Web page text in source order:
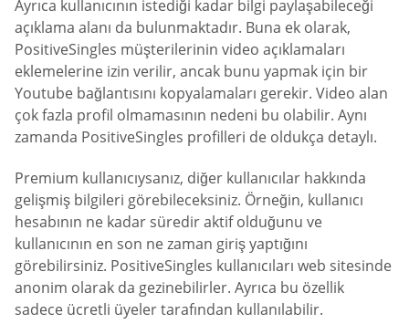
Ayrıca kullanıcının istediği kadar bilgi paylaşabileceği
açıklama alanı da bulunmaktadır. Buna ek olarak,
PositiveSingles müşterilerinin video açıklamaları
eklemelerine izin verilir, ancak bunu yapmak için bir
Youtube bağlantısını kopyalamaları gerekir. Video alan
çok fazla profil olmamasının nedeni bu olabilir. Aynı
zamanda PositiveSingles profilleri de oldukça detaylı.
Premium kullanıcıysanız, diğer kullanıcılar hakkında
gelişmiş bilgileri görebileceksiniz. Örneğin, kullanıcı
hesabının ne kadar süredir aktif olduğunu ve
kullanıcının en son ne zaman giriş yaptığını
görebilirsiniz. PositiveSingles kullanıcıları web sitesinde
anonim olarak da gezinebilirler. Ayrıca bu özellik
sadece ücretli üyeler tarafından kullanılabilir.